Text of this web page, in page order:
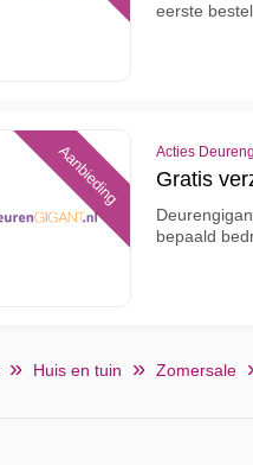
eerste
Aanbieding Acties
Gratis
bepaald
Huis en tuin Zomersale